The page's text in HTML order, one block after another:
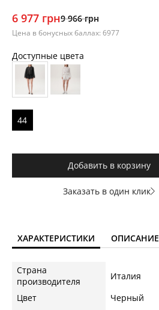
Доступные цвета
44
6 977 грн9 966 грн
Цена в бонусных баллах: 6977
Добавить в корзину
Заказать в один клик
ХАРАКТЕРИСТИКИ ОПИСАНИЕ
Страна
производителя
Италия
Цвет
Черный